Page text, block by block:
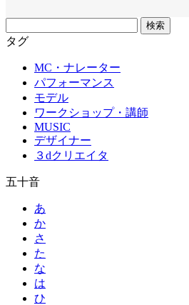
リ
タグ
MC・ナレーター
パフォーマンス
モデル
ワークショップ・講師
MUSIC
デザイナー
３dクリエイタ
五十音
あ
か
さ
た
な
は
ひ